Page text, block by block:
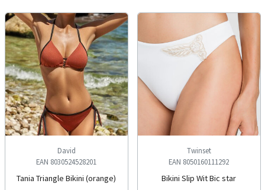
David
EAN 8030524528201
Tania Triangle Bikini (orange)
Twinset
EAN 8050160111292
Bikini Slip Wit Bic star